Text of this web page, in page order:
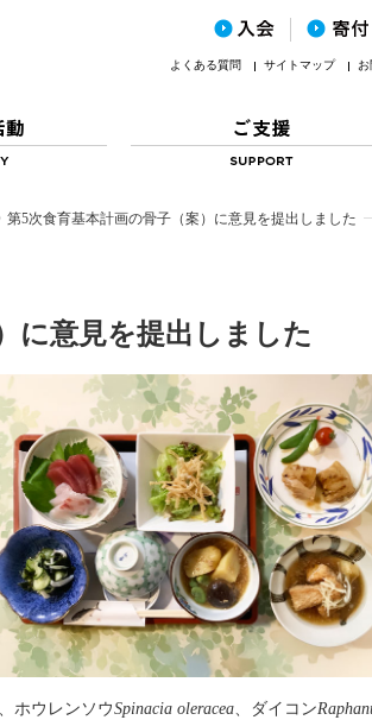
よくある質問 サイトマップ
第5次食育基本計画の骨子（案）に意見を提出しました
に意見を提出しました
、ホウレンソウSpinacia oleracea、ダイコン